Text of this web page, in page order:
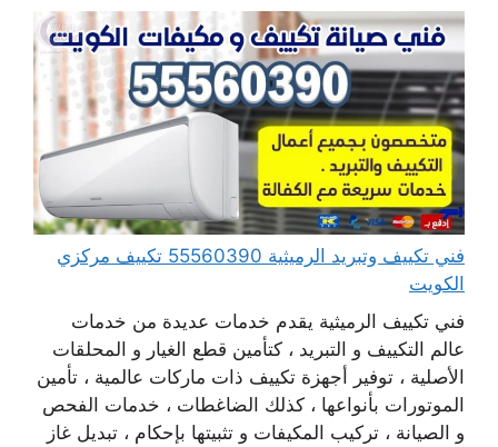
فني تكييف وتبريد الرميثية 55560390 تكييف مركزي
الكويت
فني تكييف الرميثية يقدم خدمات عديدة من خدمات
عالم التكييف و التبريد ، كتأمين قطع الغيار و المحلقات
الأصلية ، توفير أجهزة تكييف ذات ماركات عالمية ، تأمين
الموتورات بأنواعها ، كذلك الضاغطات ، خدمات الفحص
و الصيانة ، تركيب المكيفات و تثبيتها بإحكام ، تبديل غاز